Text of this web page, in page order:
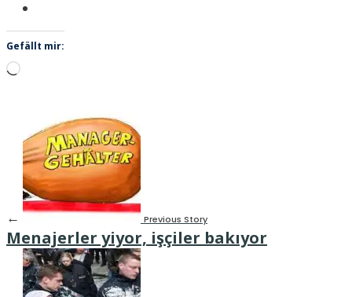
Gefällt mir:
Wird
← Previous Story
Menajerler yiyor, işçiler bakıyor